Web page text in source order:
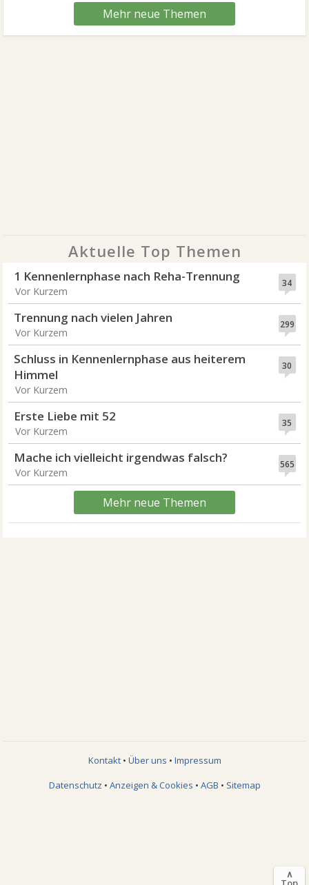
Mehr neue Themen
Aktuelle Top Themen
34
1 Kennenlernphase nach Reha-Trennung
Vor Kurzem
299
Trennung nach vielen Jahren
Vor Kurzem
30
Schluss in Kennenlernphase aus heiterem
Himmel
Vor Kurzem
35
Erste Liebe mit 52
Vor Kurzem
565
Mache ich vielleicht irgendwas falsch?
Vor Kurzem
Mehr neue Themen
Kontakt• Über uns • Impressum
Datenschutz • Anzeigen & Cookies • AGB • Sitemap
∧